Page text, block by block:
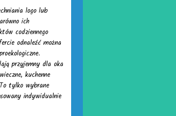
logo lub
ich
codziennego
odnaleźć można
przyjemny dla oka
kuchenne
tylko wybrane
indywidualnie